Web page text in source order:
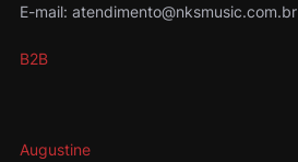
E-mail: atendimento@nksmusic.com.br
B2B
Augustine